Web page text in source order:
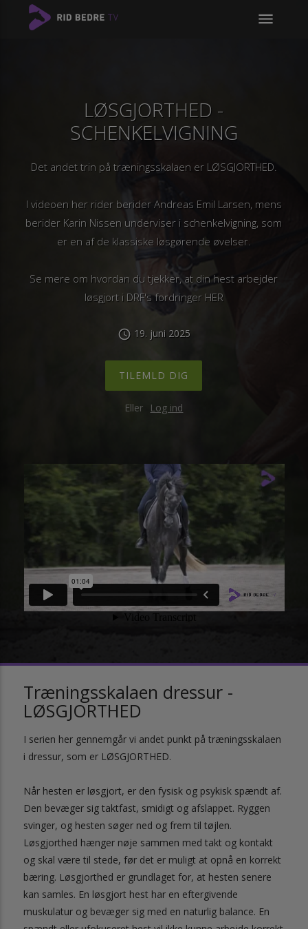
menu
LØSGJORTHED -
SCHENKELVIGNING
Det andet trin på træningsskalaen er LØSGJORTHED.
I videoen her rider berider Andreas Emil Larsen, mens
berider Karin Nissen underviser i schenkelvigning, som
er en af de klassiske løsgørende øvelser.
Se mere om hvordan du tjekker, at din hest arbejder
løsgjort i DRF's fordringer HER
schedule 19. juni 2025
TILEMLD DIG
Eller Log ind
Træningsskalaen dressur -
LØSGJORTHED
I serien her gennemgår vi andet punkt på træningsskalaen
i dressur, som er LØSGJORTHED.
Når hesten er løsgjort, er den fysisk og psykisk spændt af.
Den bevæger sig taktfast, smidigt og afslappet. Ryggen
svinger, og hesten søger ned og frem til tøjlen.
Løsgjorthed hænger nøje sammen med takt og kontakt
og skal være til stede, før det er muligt at opnå en korrekt
bæring. Løsgjorthed er grundlaget for, at hesten senere
kan samles. En løsgjort hest har en eftergivende
muskulatur og bevæger sig med en naturlig balance. En